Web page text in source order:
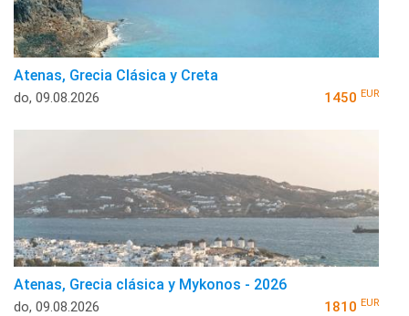
Atenas, Grecia Clásica y Creta
do, 09.08.2026 1450 EUR
Atenas, Grecia clásica y Mykonos - 2026
do, 09.08.2026 1810 EUR